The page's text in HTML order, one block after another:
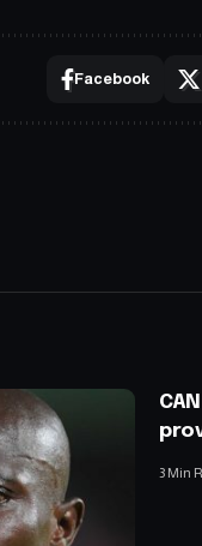
Facebook
3 Min